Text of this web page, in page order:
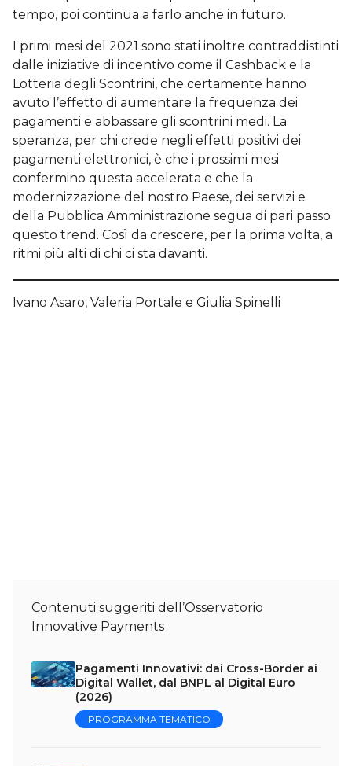
tempo, poi continua a farlo anche in futuro.
I primi mesi del 2021 sono stati inoltre contraddistinti
dalle iniziative di incentivo come il Cashback e la
Lotteria degli Scontrini, che certamente hanno
avuto l’effetto di aumentare la frequenza dei
pagamenti e abbassare gli scontrini medi. La
speranza, per chi crede negli effetti positivi dei
pagamenti elettronici, è che i prossimi mesi
confermino questa accelerata e che la
modernizzazione del nostro Paese, dei servizi e
della Pubblica Amministrazione segua di pari passo
questo trend. Così da crescere, per la prima volta, a
ritmi più alti di chi ci sta davanti.
Ivano Asaro, Valeria Portale e Giulia Spinelli
Contenuti suggeriti dell’Osservatorio
Innovative Payments
Pagamenti Innovativi: dai Cross-Border ai
Digital Wallet, dal BNPL al Digital Euro
(2026)
PROGRAMMA TEMATICO